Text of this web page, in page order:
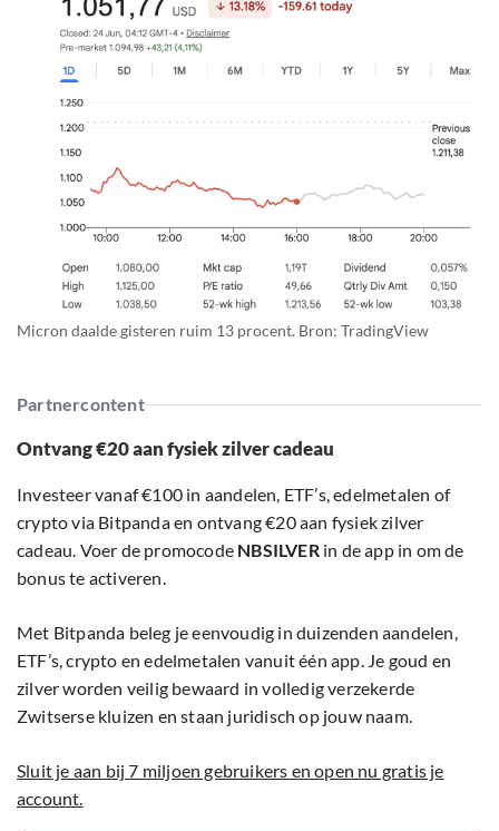
Micron daalde gisteren ruim 13 procent. Bron: TradingView
Partnercontent
Ontvang €20 aan fysiek zilver cadeau
Investeer vanaf €100 in aandelen, ETF’s, edelmetalen of
crypto via Bitpanda en ontvang €20 aan fysiek zilver
cadeau. Voer de promocode NBSILVERin de app in om de
bonus te activeren.
Met Bitpanda beleg je eenvoudig in duizenden aandelen,
ETF’s, crypto en edelmetalen vanuit één app. Je goud en
zilver worden veilig bewaard in volledig verzekerde
Zwitserse kluizen en staan juridisch op jouw naam.
Sluit je aan bij 7 miljoen gebruikers en open nu gratis je
account.